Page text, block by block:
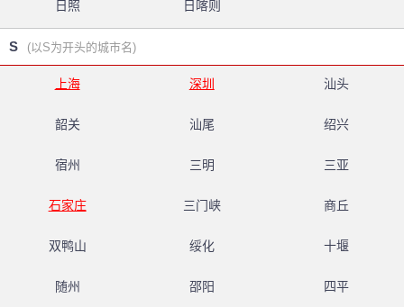
日照 日喀则
S (以S为开头的城市名)
上海 深圳 汕头
韶关 汕尾 绍兴
宿州 三明 三亚
石家庄 三门峡 商丘
双鸭山 绥化 十堰
随州 邵阳 四平